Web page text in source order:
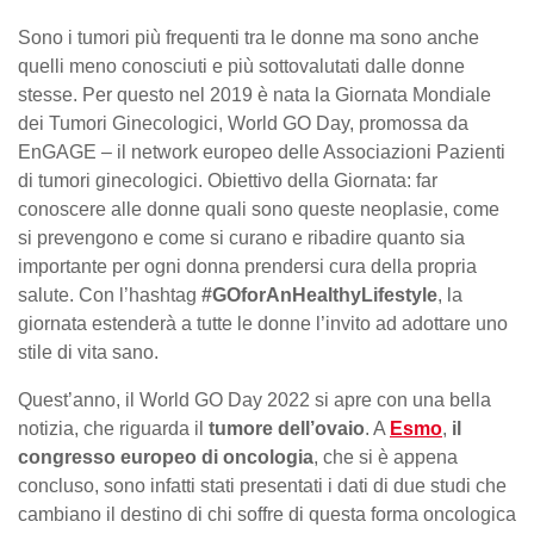
Sono i tumori più frequenti tra le donne ma sono anche
quelli meno conosciuti e più sottovalutati dalle donne
stesse. Per questo nel 2019 è nata la Giornata Mondiale
dei Tumori Ginecologici, World GO Day, promossa da
EnGAGE – il network europeo delle Associazioni Pazienti
di tumori ginecologici. Obiettivo della Giornata: far
conoscere alle donne quali sono queste neoplasie, come
si prevengono e come si curano e ribadire quanto sia
importante per ogni donna prendersi cura della propria
salute. Con l’hashtag #GOforAnHealthyLifestyle, la
giornata estenderà a tutte le donne l’invito ad adottare uno
stile di vita sano.
Quest’anno, il World GO Day 2022 si apre con una bella
notizia, che riguarda il tumore dell’ovaio. A Esmo, il
congresso europeo di oncologia, che si è appena
concluso, sono infatti stati presentati i dati di due studi che
cambiano il destino di chi soffre di questa forma oncologica